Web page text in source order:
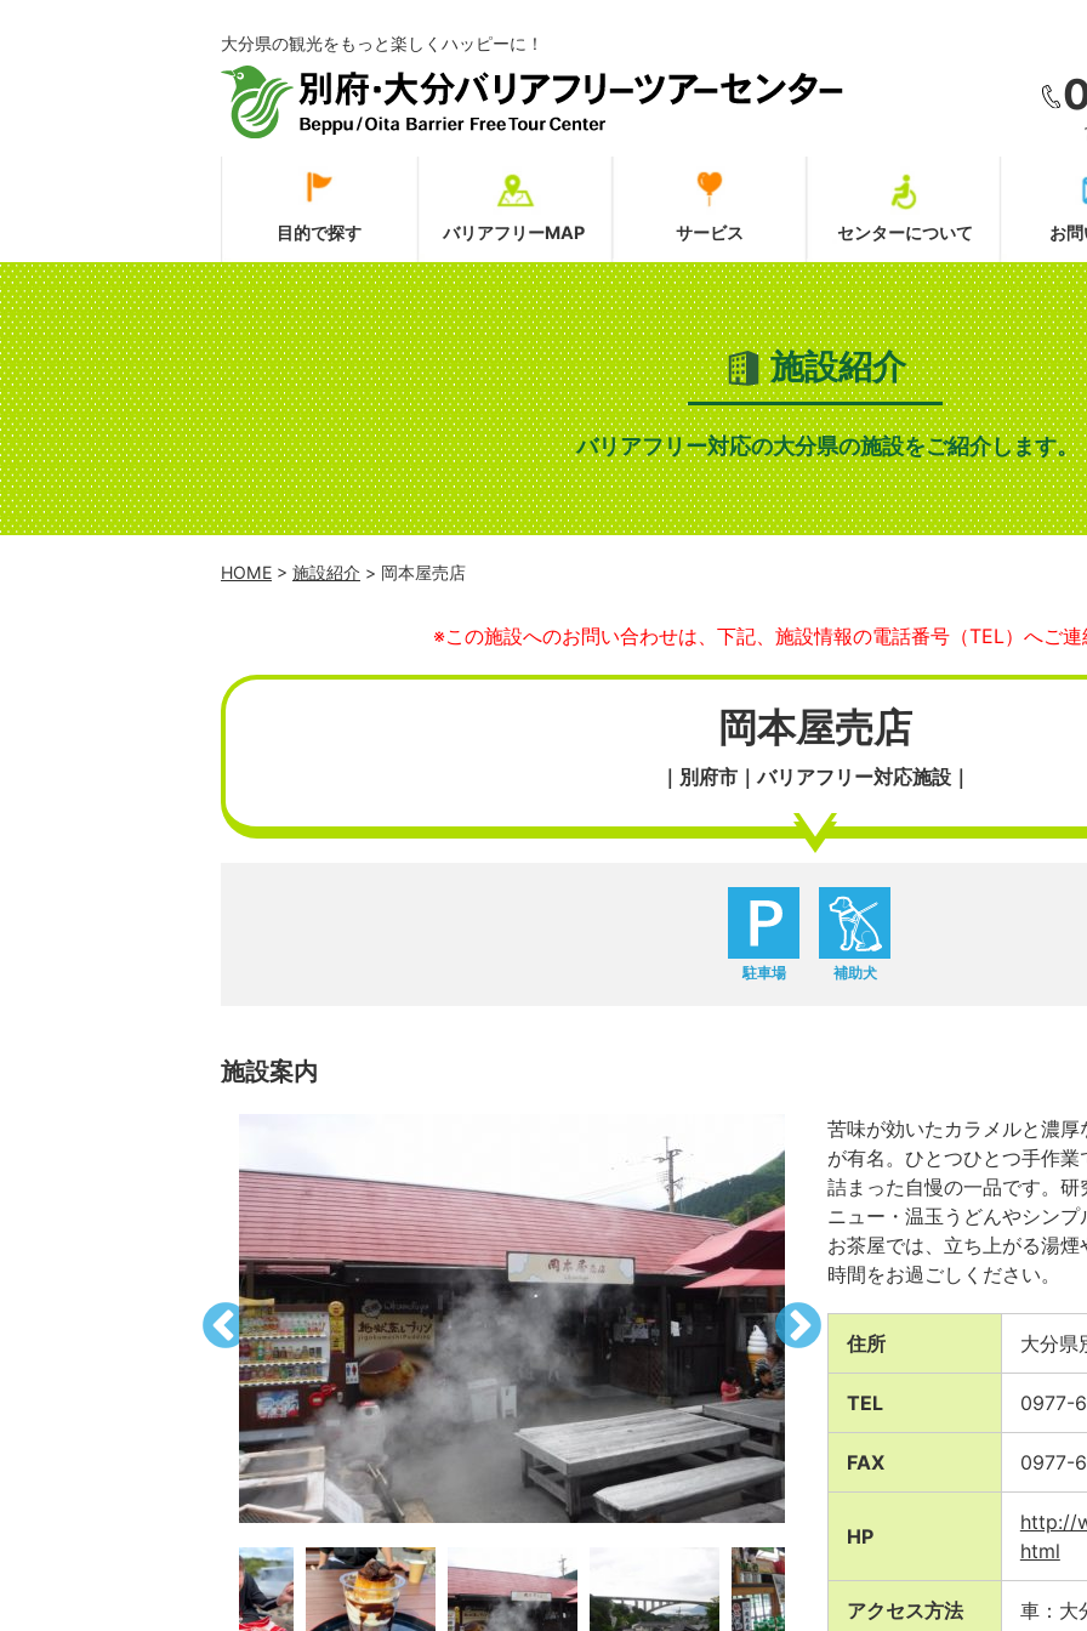
大分県の観光をもっと楽しくハッピーに！
目的で探す バリアフリーMAP サービス センターについて お
施設紹介
バリアフリー対応の大分県の施設をご紹介します。
HOME > 施設紹介 > 岡本屋売店
※この施設へのお問い合わせは、下記、施設情報の電話番号（TEL）へご連
岡本屋売店
｜別府市｜バリアフリー対応施設｜
駐車場 補助犬
施設案内
苦味が効いたカラメルと濃
が有名。ひとつひとつ手作
詰まった自慢の一品です。
ニュー・温玉うどんやシン
お茶屋では、立ち上がる湯
時間をお過ごしください。
住所 大分県
TEL 0977-
FAX 0977-
HP
http://
html
アクセス方法 車：大